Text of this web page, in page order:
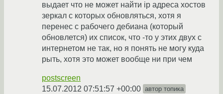
выдает что не может найти ip адреса хостов
зеркал с которых обновляться, хотя я
перенес с рабочего дебиана (который
обновлется) их список, что -то у этих двух с
интернетом не так, но я понять не могу куда
рыть, хотя это может вообще ни при чем
postscreen
15.07.2012 07:51:57 +00:00 автор топика